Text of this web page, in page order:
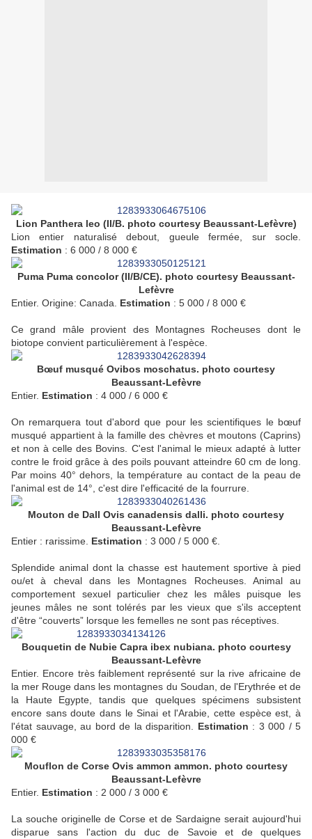
Lion Panthera leo (II/B. photo courtesy Beaussant-Lefèvre)
Lion entier naturalisé debout, gueule fermée, sur socle.
Estimation : 6 000 / 8 000 €
Puma Puma concolor (II/B/CE). photo courtesy Beaussant-
Lefèvre
Entier. Origine: Canada. Estimation : 5 000 / 8 000 €
Ce grand mâle provient des Montagnes Rocheuses dont le
biotope convient particulièrement à l'espèce.
Bœuf musqué Ovibos moschatus. photo courtesy
Beaussant-Lefèvre
Entier. Estimation : 4 000 / 6 000 €
On remarquera tout d'abord que pour les scientifiques le bœuf
musqué appartient à la famille des chèvres et moutons (Caprins)
et non à celle des Bovins. C'est l'animal le mieux adapté à lutter
contre le froid grâce à des poils pouvant atteindre 60 cm de long.
Par moins 40° dehors, la température au contact de la peau de
l'animal est de 14°, c'est dire l'efficacité de la fourrure.
Mouton de Dall Ovis canadensis dalli. photo courtesy
Beaussant-Lefèvre
Entier : rarissime. Estimation : 3 000 / 5 000 €.
Splendide animal dont la chasse est hautement sportive à pied
ou/et à cheval dans les Montagnes Rocheuses. Animal au
comportement sexuel particulier chez les mâles puisque les
jeunes mâles ne sont tolérés par les vieux que s'ils acceptent
d'être “couverts” lorsque les femelles ne sont pas réceptives.
Bouquetin de Nubie Capra ibex nubiana. photo courtesy
Beaussant-Lefèvre
Entier. Encore très faiblement représenté sur la rive africaine de
la mer Rouge dans les montagnes du Soudan, de l'Erythrée et de
la Haute Egypte, tandis que quelques spécimens subsistent
encore sans doute dans le Sinai et l'Arabie, cette espèce est, à
l'état sauvage, au bord de la disparition. Estimation : 3 000 / 5
000 €
Mouflon de Corse Ovis ammon ammon. photo courtesy
Beaussant-Lefèvre
Entier. Estimation : 2 000 / 3 000 €
La souche originelle de Corse et de Sardaigne serait aujourd'hui
disparue sans l'action du duc de Savoie et de quelques